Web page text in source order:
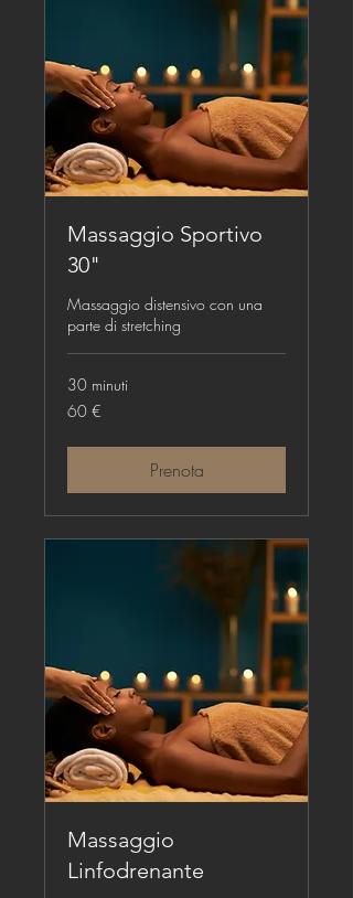
Massaggio Sportivo
30"
Massaggio distensivo con una
parte di stretching
30 minuti
60
euro
60 €
Prenota
Massaggio
Linfodrenante